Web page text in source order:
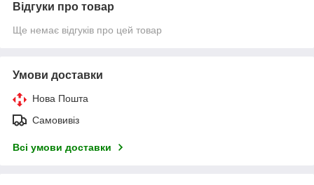
Відгуки про товар
Ще немає відгуків про цей товар
Умови доставки
Нова Пошта
Самовивіз
Всі умови доставки